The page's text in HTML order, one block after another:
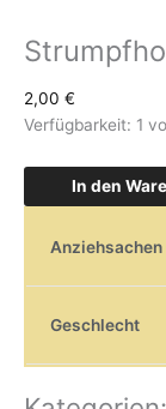
2,00 €
Verfügbarkeit: 1
In den
Anziehsachen
Geschlecht